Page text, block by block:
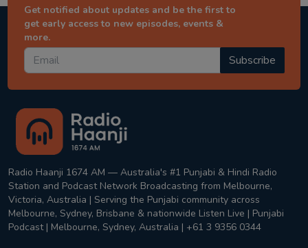
Get notified about updates and be the first to
get early access to new episodes, events &
more.
Subscribe
Radio Haanji 1674 AM — Australia's #1 Punjabi & Hindi Radio
Station and Podcast Network Broadcasting from Melbourne,
Victoria, Australia | Serving the Punjabi community across
Melbourne, Sydney, Brisbane & nationwide Listen Live | Punjabi
Podcast | Melbourne, Sydney, Australia | +61 3 9356 0344